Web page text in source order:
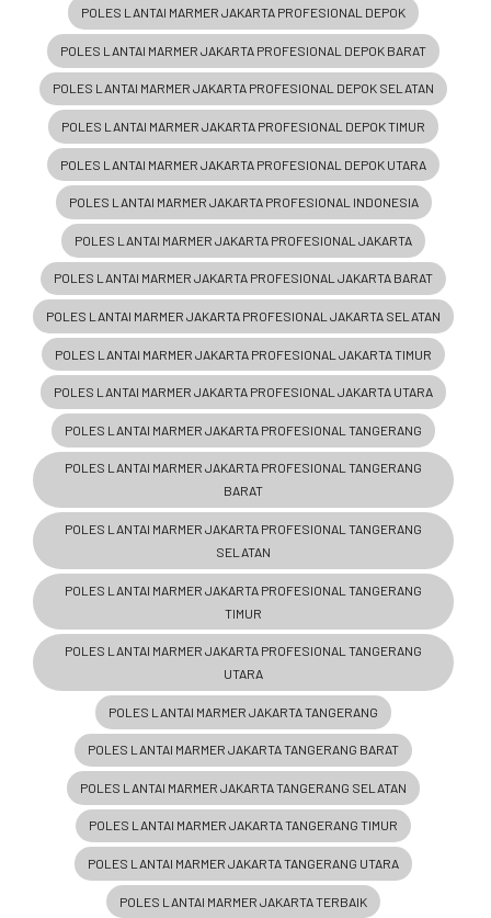
POLES LANTAI MARMER JAKARTA PROFESIONAL DEPOK
POLES LANTAI MARMER JAKARTA PROFESIONAL DEPOK BARAT
POLES LANTAI MARMER JAKARTA PROFESIONAL DEPOK SELATAN
POLES LANTAI MARMER JAKARTA PROFESIONAL DEPOK TIMUR
POLES LANTAI MARMER JAKARTA PROFESIONAL DEPOK UTARA
POLES LANTAI MARMER JAKARTA PROFESIONAL INDONESIA
POLES LANTAI MARMER JAKARTA PROFESIONAL JAKARTA
POLES LANTAI MARMER JAKARTA PROFESIONAL JAKARTA BARAT
POLES LANTAI MARMER JAKARTA PROFESIONAL JAKARTA SELATAN
POLES LANTAI MARMER JAKARTA PROFESIONAL JAKARTA TIMUR
POLES LANTAI MARMER JAKARTA PROFESIONAL JAKARTA UTARA
POLES LANTAI MARMER JAKARTA PROFESIONAL TANGERANG
POLES LANTAI MARMER JAKARTA PROFESIONAL TANGERANG
BARAT
POLES LANTAI MARMER JAKARTA PROFESIONAL TANGERANG
SELATAN
POLES LANTAI MARMER JAKARTA PROFESIONAL TANGERANG
TIMUR
POLES LANTAI MARMER JAKARTA PROFESIONAL TANGERANG
UTARA
POLES LANTAI MARMER JAKARTA TANGERANG
POLES LANTAI MARMER JAKARTA TANGERANG BARAT
POLES LANTAI MARMER JAKARTA TANGERANG SELATAN
POLES LANTAI MARMER JAKARTA TANGERANG TIMUR
POLES LANTAI MARMER JAKARTA TANGERANG UTARA
POLES LANTAI MARMER JAKARTA TERBAIK